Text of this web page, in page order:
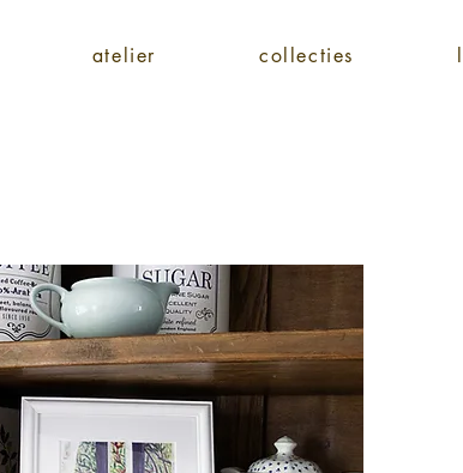
atelier collecties